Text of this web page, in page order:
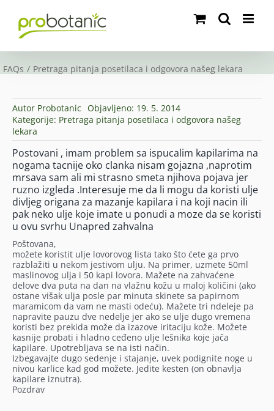
content
FAQs Pretraga pitanja posetilaca i odgovora našeg lekara
Autor Probotanic Objavljeno: 19. 5. 2014
Kategorije: Pretraga pitanja posetilaca i odgovora našeg
lekara
Postovani , imam problem sa ispucalim kapilarima na
nogama tacnije oko clanka nisam gojazna ,naprotim
mrsava sam ali mi strasno smeta njihova pojava jer
ruzno izgleda .Interesuje me da li mogu da koristi ulje
divljeg origana za mazanje kapilara i na koji nacin ili
pak neko ulje koje imate u ponudi a moze da se koristi
u ovu svrhu Unapred zahvalna
Poštovana,
možete koristit ulje lovorovog lista tako što ćete ga prvo
razblažiti u nekom jestivom ulju. Na primer, uzmete 50ml
maslinovog ulja i 50 kapi lovora. Mažete na zahvaćene
delove dva puta na dan na vlažnu kožu u maloj količini (ako
ostane višak ulja posle par minuta skinete sa papirnom
maramicom da vam ne masti odeću). Mažete tri ndeleje pa
napravite pauzu dve nedelje jer ako se ulje dugo vremena
koristi bez prekida može da izazove iritaciju kože. Možete
kasnije probati i hladno ceđeno ulje lešnika koje jača
kapilare. Upotrebljava se na isti način.
Izbegavajte dugo sedenje i stajanje, uvek podignite noge u
nivou karlice kad god možete. Jedite kesten (on obnavlja
kapilare iznutra).
Pozdrav